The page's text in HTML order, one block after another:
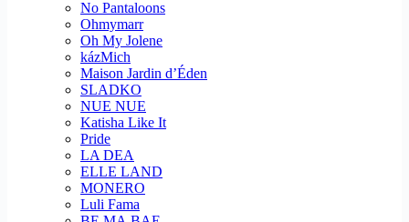
No Pantaloons
Ohmymarr
Oh My Jolene
kázMich
Maison Jardin d’Éden
SLADKO
NUE NUE
Katisha Like It
Pride
LA DEA
ELLE LAND
MONERO
Luli Fama